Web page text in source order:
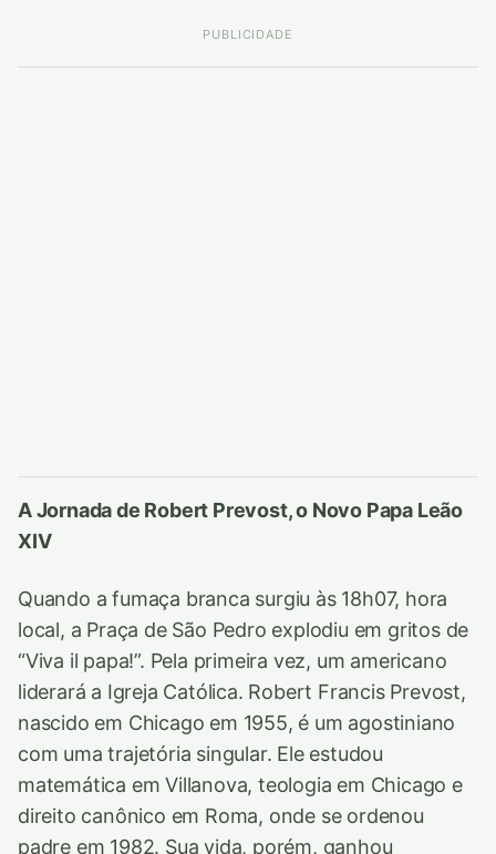
PUBLICIDADE
A Jornada de Robert Prevost, o Novo Papa Leão
XIV
Quando a fumaça branca surgiu às 18h07, hora
local, a Praça de São Pedro explodiu em gritos de
“Viva il papa!”. Pela primeira vez, um americano
liderará a Igreja Católica. Robert Francis Prevost,
nascido em Chicago em 1955, é um agostiniano
com uma trajetória singular. Ele estudou
matemática em Villanova, teologia em Chicago e
direito canônico em Roma, onde se ordenou
padre em 1982. Sua vida, porém, ganhou